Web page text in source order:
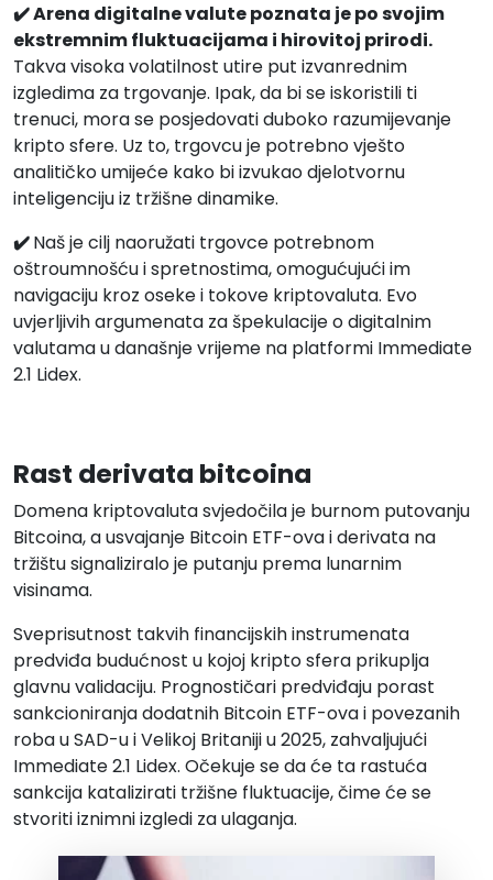
✔️ Arena digitalne valute poznata je po svojim
ekstremnim fluktuacijama i hirovitoj prirodi.
Takva visoka volatilnost utire put izvanrednim
izgledima za trgovanje. Ipak, da bi se iskoristili ti
trenuci, mora se posjedovati duboko razumijevanje
kripto sfere. Uz to, trgovcu je potrebno vješto
analitičko umijeće kako bi izvukao djelotvornu
inteligenciju iz tržišne dinamike.
✔️Naš je cilj naoružati trgovce potrebnom
oštroumnošću i spretnostima, omogućujući im
navigaciju kroz oseke i tokove kriptovaluta. Evo
uvjerljivih argumenata za špekulacije o digitalnim
valutama u današnje vrijeme na platformi Immediate
2.1 Lidex.
Rast derivata bitcoina
Domena kriptovaluta svjedočila je burnom putovanju
Bitcoina, a usvajanje Bitcoin ETF-ova i derivata na
tržištu signaliziralo je putanju prema lunarnim
visinama.
Sveprisutnost takvih financijskih instrumenata
predviđa budućnost u kojoj kripto sfera prikuplja
glavnu validaciju. Prognostičari predviđaju porast
sankcioniranja dodatnih Bitcoin ETF-ova i povezanih
roba u SAD-u i Velikoj Britaniji u 2025, zahvaljujući
Immediate 2.1 Lidex. Očekuje se da će ta rastuća
sankcija katalizirati tržišne fluktuacije, čime će se
stvoriti iznimni izgledi za ulaganja.